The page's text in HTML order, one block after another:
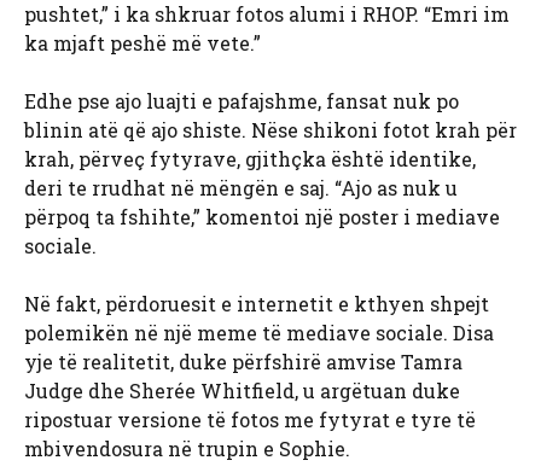
pushtet,” i ka shkruar fotos alumi i RHOP. “Emri im
ka mjaft peshë më vete.”
Edhe pse ajo luajti e pafajshme, fansat nuk po
blinin atë që ajo shiste. Nëse shikoni fotot krah për
krah, përveç fytyrave, gjithçka është identike,
deri te rrudhat në mëngën e saj. “Ajo as nuk u
përpoq ta fshihte,” komentoi një poster i mediave
sociale.
Në fakt, përdoruesit e internetit e kthyen shpejt
polemikën në një meme të mediave sociale. Disa
yje të realitetit, duke përfshirë amvise Tamra
Judge dhe Sherée Whitfield, u argëtuan duke
ripostuar versione të fotos me fytyrat e tyre të
mbivendosura në trupin e Sophie.